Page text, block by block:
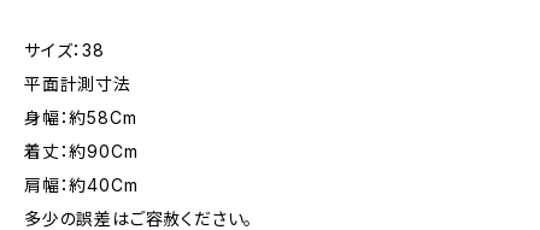
サイズ：38
平面計測寸法
身幅：約58Cm
着丈：約90Cm
肩幅：約40Cm
多少の誤差はご容赦ください。